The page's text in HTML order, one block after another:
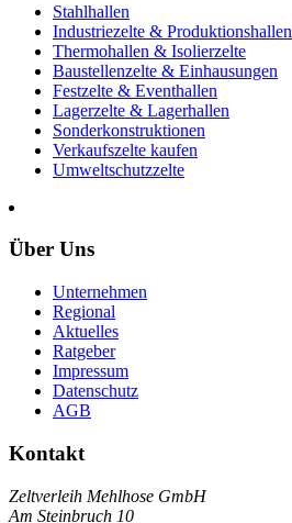
Stahlhallen
Industriezelte & Produktionshallen
Thermohallen & Isolierzelte
Baustellenzelte & Einhausungen
Festzelte & Eventhallen
Lagerzelte & Lagerhallen
Sonderkonstruktionen
Verkaufszelte kaufen
Umweltschutzzelte
Über Uns
Unternehmen
Regional
Aktuelles
Ratgeber
Impressum
Datenschutz
AGB
Kontakt
Zeltverleih Mehlhose GmbH
Am Steinbruch 10